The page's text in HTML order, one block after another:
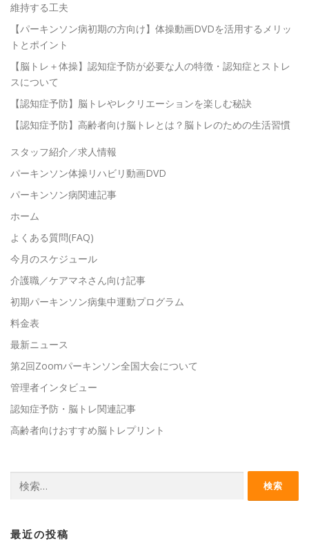
維持する工夫
【パーキンソン病初期の方向け】体操動画DVDを活用するメリッ
トとポイント
【脳トレ＋体操】認知症予防が必要な人の特徴・認知症とストレ
スについて
【認知症予防】脳トレやレクリエーションを楽しむ秘訣
【認知症予防】高齢者向け脳トレとは？脳トレのための生活習慣
スタッフ紹介／求人情報
パーキンソン体操リハビリ動画DVD
パーキンソン病関連記事
ホーム
よくある質問(FAQ)
今月のスケジュール
介護職／ケアマネさん向け記事
初期パーキンソン病集中運動プログラム
料金表
最新ニュース
第2回Zoomパーキンソン全国大会について
管理者インタビュー
認知症予防・脳トレ関連記事
高齢者向けおすすめ脳トレプリント
索:
最近の投稿